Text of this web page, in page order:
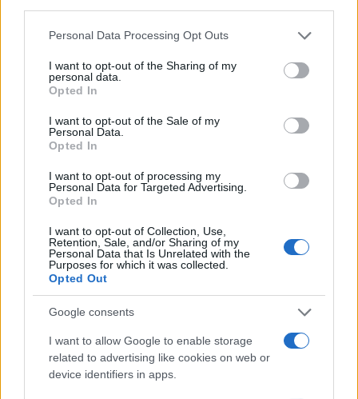
Please note that this website/app uses one or more Google
not limited to your visit or usage behaviour. You may click to
grant or deny consent to Google and its third-party tags to
use your data for below specified purposes in below Google
consent section.
Personal Data Processing Opt Outs
I want to opt-out of the Sharing of my
personal data.
Opted In
I want to opt-out of the Sale of my
Personal Data.
Opted In
I want to opt-out of processing my
Personal Data for Targeted Advertising.
Opted In
I want to opt-out of Collection, Use,
Retention, Sale, and/or Sharing of my
Personal Data that Is Unrelated with the
Purposes for which it was collected.
Opted Out
Google consents
I want to allow Google to enable storage
related to advertising like cookies on web or
device identifiers in apps.
Θεσσαλονίκη: Από το
«τροχαίο» στην άγρια
καταδίωξη - Τι
Ο οδηγός του λευκού Ι.Χ.
όχημα ήταν κλεμμένο -
έσπασαν το τζάμι του
αυτοκινήτου
αστυνομικά
Σαφάρι ελέγχων στη
Θεσσαλονίκη: Εννέα
άτομα στα δίχτυα της